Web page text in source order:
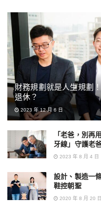
財務規劃就是人生規劃
退休？
2023 年 12 月 6 日
「老爸，別再
牙線」守護老
2023 年 8 月 4 日
設計、製造一
鞋控朝聖
2020 年 8 月 20 日